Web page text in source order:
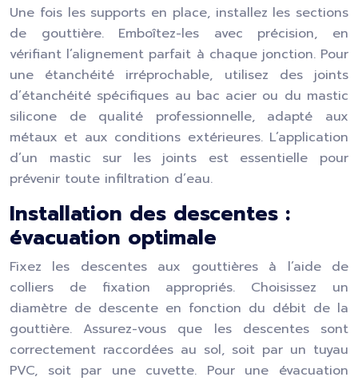
Une fois les supports en place, installez les sections
de gouttière. Emboîtez-les avec précision, en
vérifiant l’alignement parfait à chaque jonction. Pour
une étanchéité irréprochable, utilisez des joints
d’étanchéité spécifiques au bac acier ou du mastic
silicone de qualité professionnelle, adapté aux
métaux et aux conditions extérieures. L’application
d’un mastic sur les joints est essentielle pour
prévenir toute infiltration d’eau.
Installation des descentes :
évacuation optimale
Fixez les descentes aux gouttières à l’aide de
colliers de fixation appropriés. Choisissez un
diamètre de descente en fonction du débit de la
gouttière. Assurez-vous que les descentes sont
correctement raccordées au sol, soit par un tuyau
PVC, soit par une cuvette. Pour une évacuation